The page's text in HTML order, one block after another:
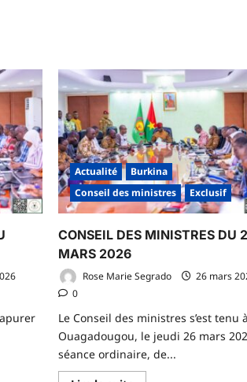
2026
Actualité
Burkina
Conseil des ministres
Exclusif
CONSEIL DES MINISTRES DU
MARS 2026
Rose Marie Segrado
26 mars
0
Le Conseil des ministres s’est tenu à
Ouagadougou, le jeudi 26 mars
séance ordinaire, de...